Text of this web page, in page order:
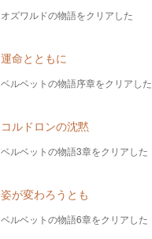
オズワルドの物語をクリアした
運命とともに
ベルベットの物語序章をクリアした
コルドロンの沈黙
ベルベットの物語3章をクリアした
姿が変わろうとも
ベルベットの物語6章をクリアした